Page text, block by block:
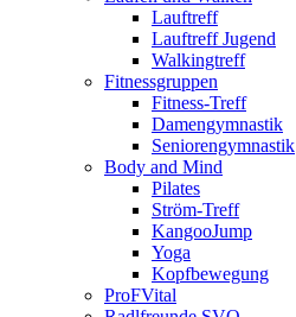
Lauftreff
Lauftreff Jugend
Walkingtreff
Fitnessgruppen
Fitness-Treff
Damengymnastik
Seniorengymnastik
Body and Mind
Pilates
Ström-Treff
KangooJump
Yoga
Kopfbewegung
ProFVital